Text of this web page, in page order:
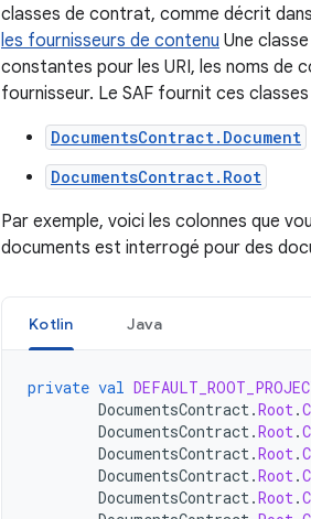
classes de contrat, comme décrit
les fournisseurs de contenu Une
constantes pour les URI, les noms de
fournisseur. Le SAF fournit ces
DocumentsContract.Document
DocumentsContract.Root
Par exemple, voici les colonnes que
documents est interrogé pour des
Kotlin Java
private val
DocumentsContract.Root.
DocumentsContract.Root.
DocumentsContract.Root.
DocumentsContract.Root.
DocumentsContract.Root.